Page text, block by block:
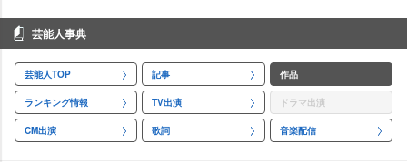
芸能人事典
芸能人TOP 記事 作品
ランキング情報 TV出演 ドラマ出演
CM出演 歌詞 音楽配信